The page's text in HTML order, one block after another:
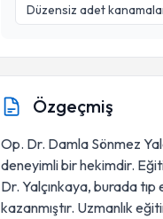
Düzensiz adet
Özgeçmiş
Op. Dr. Damla Sönmez
deneyimli bir hekimdir.
Dr. Yalçınkaya, burada
kazanmıştır. Uzmanlık